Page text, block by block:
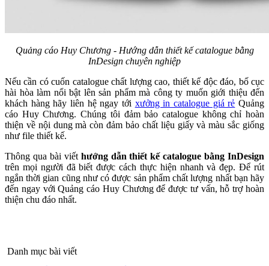
Quảng cáo Huy Chương - Hướng dẫn thiết kế catalogue bằng
InDesign chuyên nghiệp
Nếu cần có cuốn catalogue chất lượng cao, thiết kế độc đáo, bố cục
hài hòa làm nổi bật lên sản phẩm mà công ty muốn giới thiệu đến
khách hàng hãy liên hệ ngay tới xưởng in catalogue giá rẻ Quảng
cáo Huy Chương. Chúng tôi đảm bảo catalogue không chỉ hoàn
thiện về nội dung mà còn đảm bảo chất liệu giấy và màu sắc giống
như file thiết kế.
Thông qua bài viết hướng dẫn thiết kế catalogue bằng InDesign
trên mọi người đã biết được cách thực hiện nhanh và đẹp. Để rút
ngắn thời gian cũng như có được sản phẩm chất lượng nhất bạn hãy
đến ngay với Quảng cáo Huy Chương để được tư vấn, hỗ trợ hoàn
thiện chu đáo nhất.
Danh mục bài viết